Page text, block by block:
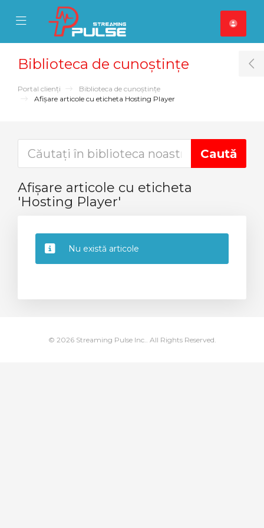
Mobile Menu
Mobile Menu
Biblioteca de cunoștințe
Portal clienți
Biblioteca de cunoștințe
Afișare articole cu eticheta Hosting Player
Afișare articole cu eticheta
'Hosting Player'
Nu există articole
© 2026 Streaming Pulse Inc.. All Rights Reserved.